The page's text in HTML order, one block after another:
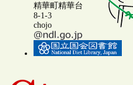
精華町精華台
8-1-3
chojo